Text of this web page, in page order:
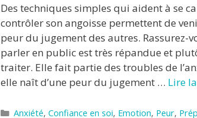
Des techniques simples qui aident à se
contrôler son angoisse permettent de
peur du jugement des autres. Rassurez-
parler en public est très répandue et
traiter. Elle fait partie des troubles de
elle naît d’une peur du jugement … Lire
Catégories
Anxiété, Confiance en soi, Emotion, Peur,